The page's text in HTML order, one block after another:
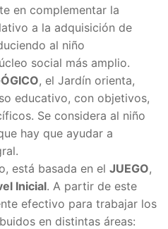
en complementar la
a la adquisición de
al niño
social más amplio.
, el Jardín orienta,
educativo, con objetivos,
Se considera al niño
hay que ayudar a
está basada en el JUEGO,
Inicial. A partir de este
efectivo para trabajar los
en distintas áreas: